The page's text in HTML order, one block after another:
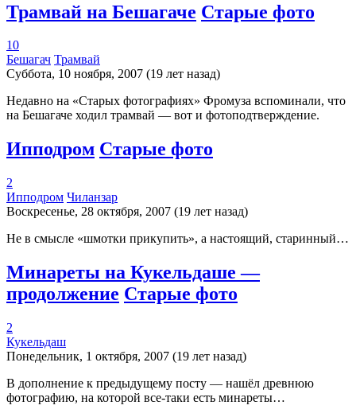
Трамвай на Бешагаче Старые фото
10
Бешагач Трамвай
Суббота, 10 ноября, 2007 (19 лет назад)
Недавно на «Старых фотографиях» Фромуза вспоминали, что
на Бешагаче ходил трамвай — вот и фотоподтверждение.
Ипподром Старые фото
2
Ипподром Чиланзар
Воскресенье, 28 октября, 2007 (19 лет назад)
Не в смысле «шмотки прикупить», а настоящий, старинный…
Минареты на Кукельдаше —
продолжение Старые фото
2
Кукельдаш
Понедельник, 1 октября, 2007 (19 лет назад)
В дополнение к предыдущему посту — нашёл древнюю
фотографию, на которой все-таки есть минареты…